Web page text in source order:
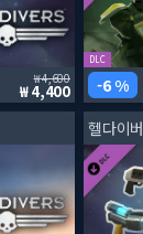
4,600
4,400
DLC
6 %
헬다이